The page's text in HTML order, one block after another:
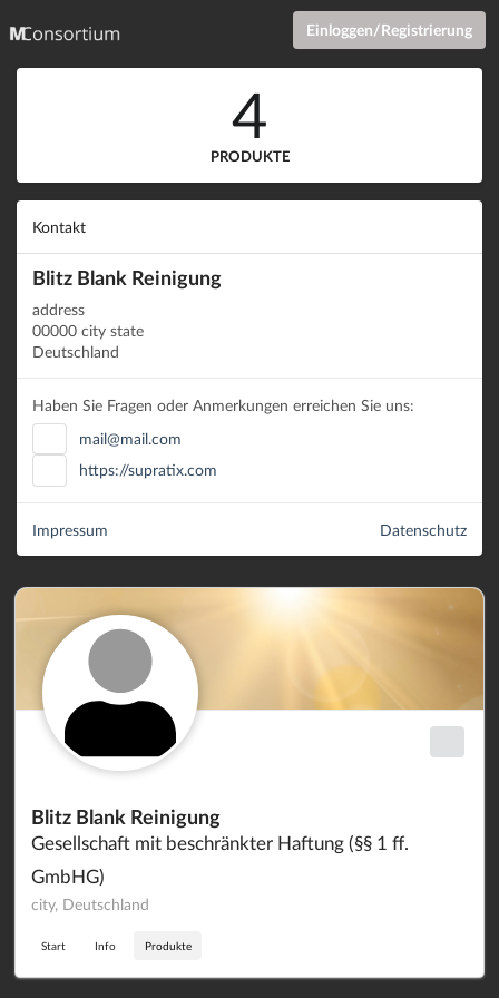
Einloggen/Registrierung
Blitz Blank Reinigung
Gesellschaft mit beschränkter Haftung (§§ 1 ff.
GmbHG)
city, Deutschland
Start Info Produkte
4
PRODUKTE
Kontakt
Blitz Blank Reinigung
address
00000 city state
Deutschland
Haben Sie Fragen oder Anmerkungen erreichen Sie uns:
mail@mail.com
https://supratix.com
Datenschutz
Impressum